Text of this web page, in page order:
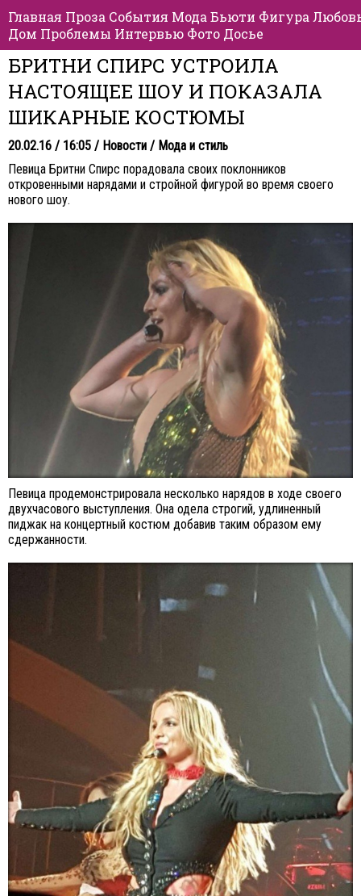
Главная Проза События Мода Бьюти Фигура
Дом Проблемы Интервью Фото Досье
БРИТНИ СПИРС УСТРОИЛА
НАСТОЯЩЕЕ ШОУ И ПОКАЗАЛА
ШИКАРНЫЕ КОСТЮМЫ
20.02.16 / 16:05 / Новости / Мода и стиль
Певица Бритни Спирс порадовала своих поклонников
откровенными нарядами и стройной фигурой во время своего
нового шоу.
Певица продемонстрировала несколько нарядов в ходе своего
двухчасового выступления. Она одела строгий, удлиненный
пиджак на концертный костюм добавив таким образом ему
сдержанности.